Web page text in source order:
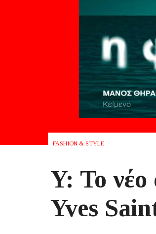
FASHION & STYLE
Y: Το νέο
Yves